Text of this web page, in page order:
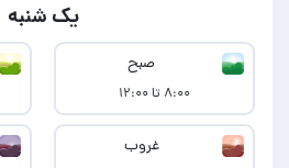
یک شنبه
صبح
۸:۰۰ تا ۱۲:۰۰
غروب